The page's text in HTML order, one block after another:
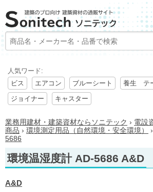
人気ワード:
ビス
エアコン ブルーシート 養生 テ
ジョイナー
キャスター
業務用建材・建築資材ならソニテック › 電設
商品 › 環境測定用品（自然環境・安全環境） ›
5686
環境温湿度計 AD-5686 A&D
A&D